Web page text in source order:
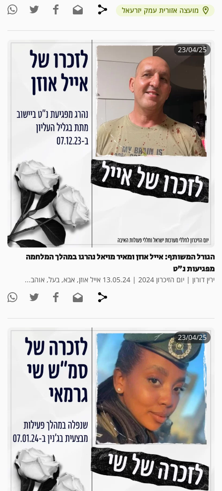
מועצה אזורית עמק יזרעאל
23/04/25
הגורל המשותף: אייל אוזן ומאיר מויאל נהרגו במהלך המלחמה
מפגיעות נ"ט
ירין דורון | יום הזיכרון 2024 | 13.05.24 אייל אוזן, אבא, בעל, אוהב...
23/04/25